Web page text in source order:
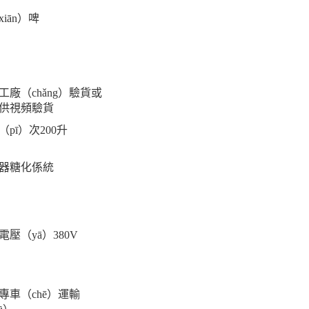
）啤
廠（chǎng）驗貨或
視頻驗貨
pī）次200升
糖化係統
壓（yā）380V
車（chē）運輸